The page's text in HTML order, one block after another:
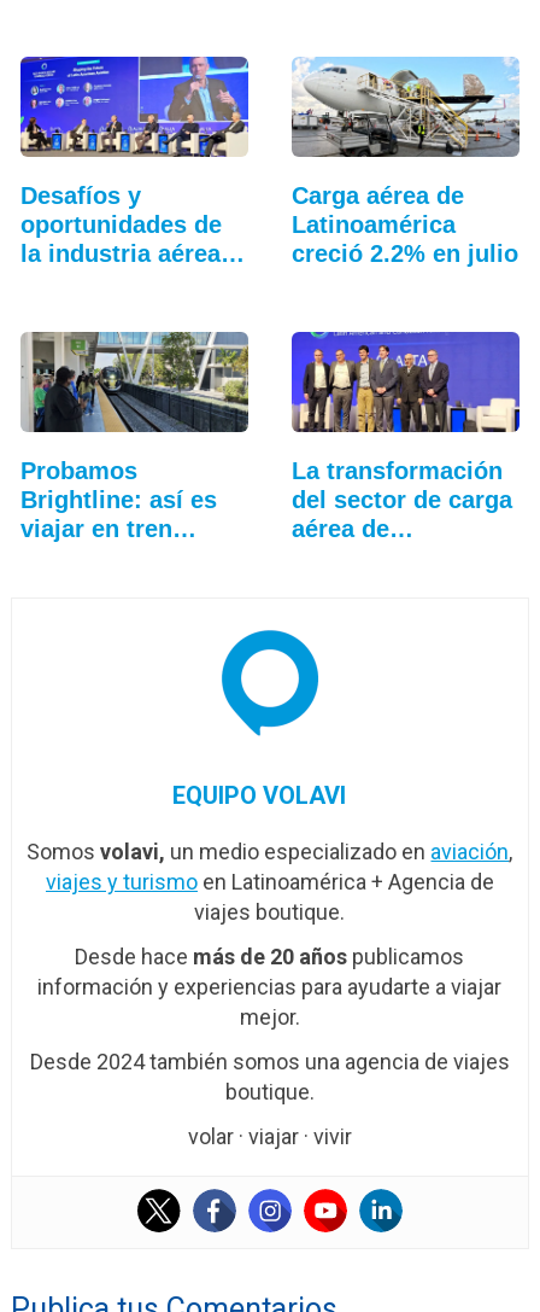
Desafíos y
oportunidades de
la industria aérea
Carga aérea de
Latinoamérica
creció 2.2% en julio
Probamos
Brightline: así es
viajar en tren
La transformación
del sector de carga
aérea de
EQUIPO VOLAVI
Somosvolavi, un medio especializado en aviación,
viajes y turismoen Latinoamérica + Agencia de
viajes boutique.
Desde hace más de 20 años publicamos
información y experiencias para ayudarte a viajar
mejor.
Desde 2024 también somos una agencia de viajes
boutique.
volar · viajar · vivir